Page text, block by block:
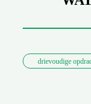
drievoudige